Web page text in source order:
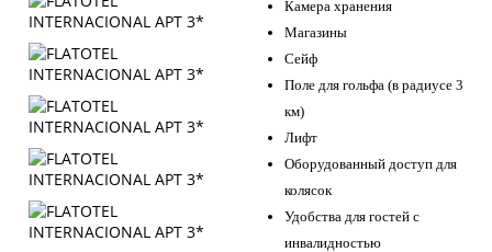
Камера хранения
Магазины
Сейф
Поле для гольфа (в радиусе 3
км)
Лифт
Оборудованный доступ для
колясок
Удобства для гостей с
инвалидностью